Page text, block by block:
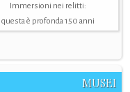
Immersioni nei relitti:
questa è profonda 150 anni
MUSEI